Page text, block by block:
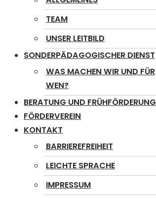
TEAM
UNSER LEITBILD
SONDERPÄDAGOGISCHER DIENST
WAS MACHEN WIR UND FÜR
WEN?
BERATUNG UND FRÜHFÖRDERUNG
FÖRDERVEREIN
KONTAKT
BARRIEREFREIHEIT
LEICHTE SPRACHE
IMPRESSUM